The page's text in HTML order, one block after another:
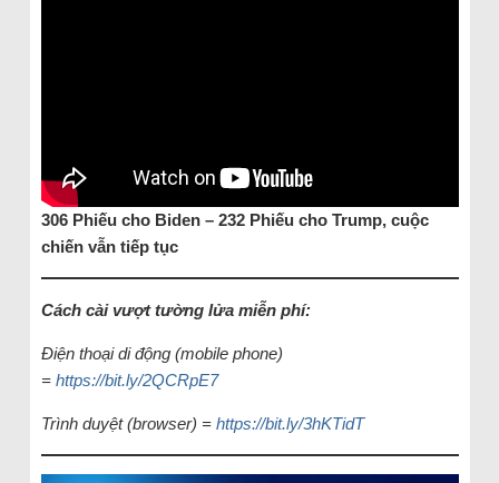
306 Phiếu cho Biden – 232 Phiếu cho Trump, cuộc
chiến vẫn tiếp tục
Cách cài vượt tường lửa miễn phí:
Điện thoại di động (mobile phone)
= https://bit.ly/2QCRpE7
Trình duyệt (browser) = https://bit.ly/3hKTidT